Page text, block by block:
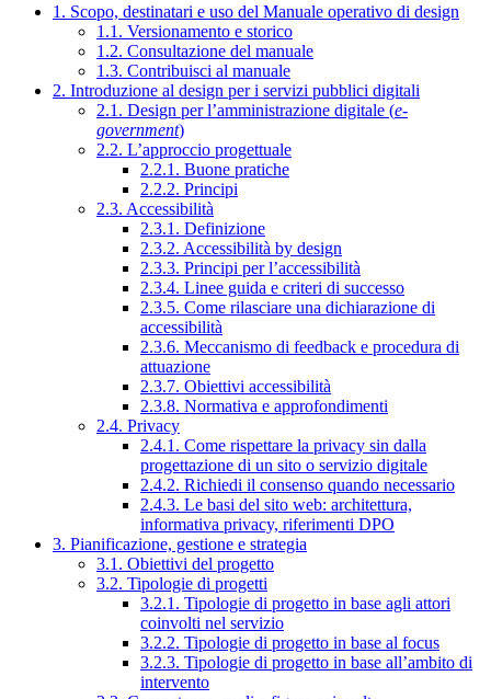
1. Scopo, destinatari e uso del Manuale operativo di design
1.1. Versionamento e storico
1.2. Consultazione del manuale
1.3. Contribuisci al manuale
2. Introduzione al design per i servizi pubblici digitali
2.1. Design per l’amministrazione digitale (e-
government)
2.2. L’approccio progettuale
2.2.1. Buone pratiche
2.2.2. Principi
2.3. Accessibilità
2.3.1. Definizione
2.3.2. Accessibilità by design
2.3.3. Principi per l’accessibilità
2.3.4. Linee guida e criteri di successo
2.3.5. Come rilasciare una dichiarazione di
accessibilità
2.3.6. Meccanismo di feedback e procedura di
attuazione
2.3.7. Obiettivi accessibilità
2.3.8. Normativa e approfondimenti
2.4. Privacy
2.4.1. Come rispettare la privacy sin dalla
progettazione di un sito o servizio digitale
2.4.2. Richiedi il consenso quando necessario
2.4.3. Le basi del sito web: architettura,
informativa privacy, riferimenti DPO
3. Pianificazione, gestione e strategia
3.1. Obiettivi del progetto
3.2. Tipologie di progetti
3.2.1. Tipologie di progetto in base agli attori
coinvolti nel servizio
3.2.2. Tipologie di progetto in base al focus
3.2.3. Tipologie di progetto in base all’ambito di
intervento